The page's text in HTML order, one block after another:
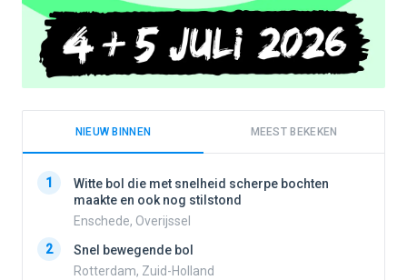
NIEUW BINNEN MEEST BEKEKEN
1
Witte bol die met snelheid scherpe bochten
maakte en ook nog stilstond
Enschede, Overijssel
2
Snel bewegende bol
Rotterdam, Zuid-Holland